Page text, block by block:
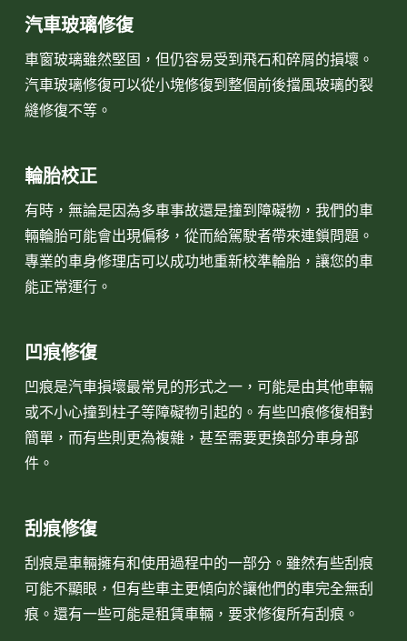
汽車玻璃修復
車窗玻璃雖然堅固，但仍容易受到飛石和碎屑的損壞。
汽車玻璃修復可以從小塊修復到整個前後擋風玻璃的裂
縫修復不等。
輪胎校正
有時，無論是因為多車事故還是撞到障礙物，我們的車
輛輪胎可能會出現偏移，從而給駕駛者帶來連鎖問題。
專業的車身修理店可以成功地重新校準輪胎，讓您的車
能正常運行。
凹痕修復
凹痕是汽車損壞最常見的形式之一，可能是由其他車輛
或不小心撞到柱子等障礙物引起的。有些凹痕修復相對
簡單，而有些則更為複雜，甚至需要更換部分車身部
件。
刮痕修復
刮痕是車輛擁有和使用過程中的一部分。雖然有些刮痕
可能不顯眼，但有些車主更傾向於讓他們的車完全無刮
痕。還有一些可能是租賃車輛，要求修復所有刮痕。